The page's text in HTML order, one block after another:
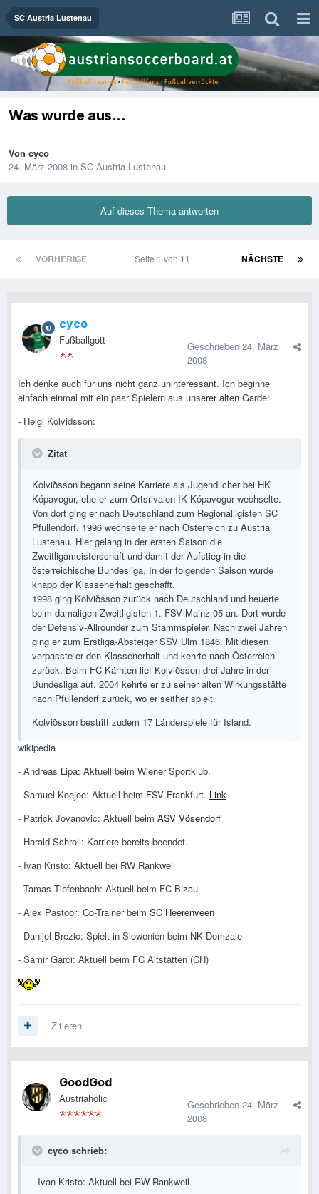
SC Austria Lustenau
Was wurde aus...
Von cyco
24. März 2008 in SC Austria Lustenau
Auf dieses Thema antworten
VORHERIGE NÄCHSTE
Seite 1 von 11
cyco
Fußballgott Geschrieben 24. März
2008
Ich denke auch für uns nicht ganz uninteressant. Ich beginne
einfach einmal mit ein paar Spielern aus unserer alten Garde:
- Helgi Kolvidsson:
Zitat
Kolviðsson begann seine Karriere als Jugendlicher bei HK
Kópavogur, ehe er zum Ortsrivalen IK Kópavogur wechselte.
Von dort ging er nach Deutschland zum Regionalligisten SC
Pfullendorf. 1996 wechselte er nach Österreich zu Austria
Lustenau. Hier gelang in der ersten Saison die
Zweitligameisterschaft und damit der Aufstieg in die
österreichische Bundesliga. In der folgenden Saison wurde
knapp der Klassenerhalt geschafft.
1998 ging Kolviðsson zurück nach Deutschland und heuerte
beim damaligen Zweitligisten 1. FSV Mainz 05 an. Dort wurde
der Defensiv-Allrounder zum Stammspieler. Nach zwei Jahren
ging er zum Erstliga-Absteiger SSV Ulm 1846. Mit diesen
verpasste er den Klassenerhalt und kehrte nach Österreich
zurück. Beim FC Kärnten lief Kolviðsson drei Jahre in der
Bundesliga auf. 2004 kehrte er zu seiner alten Wirkungsstätte
nach Pfullendorf zurück, wo er seither spielt.
Kolviðsson bestritt zudem 17 Länderspiele für Island.
wikipedia
- Andreas Lipa: Aktuell beim Wiener Sportklub.
- Samuel Koejoe: Aktuell beim FSV Frankfurt. Link
- Patrick Jovanovic: Aktuell beim ASV Vösendorf
- Harald Schroll: Karriere bereits beendet.
- Ivan Kristo: Aktuell bei RW Rankweil
- Tamas Tiefenbach: Aktuell beim FC Bizau
- Alex Pastoor: Co-Trainer beim SC Heerenveen
- Danijel Brezic: Spielt in Slowenien beim NK Domzale
- Samir Garci: Aktuell beim FC Altstätten (CH)
Zitieren
GoodGod
Austriaholic Geschrieben 24. März
2008
cyco schrieb:
- Ivan Kristo: Aktuell bei RW Rankweil